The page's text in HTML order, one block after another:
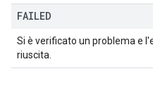
FAILED
Si è verificato un problema e
riuscita.